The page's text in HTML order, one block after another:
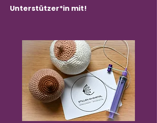
Unterstützer*in mit!